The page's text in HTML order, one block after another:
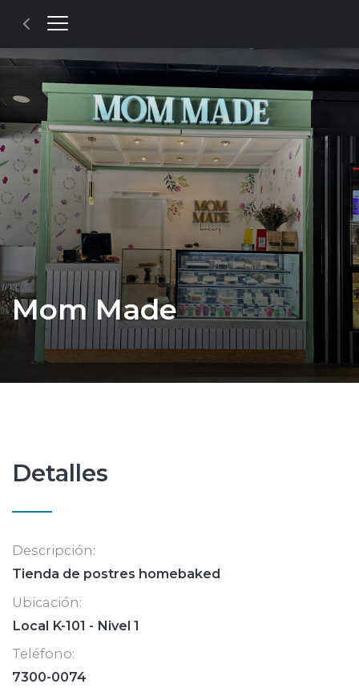
Mom Made
Detalles
Descripción:
Tienda de postres homebaked
Ubicación:
Local K-101 - Nivel 1
Teléfono:
7300-0074